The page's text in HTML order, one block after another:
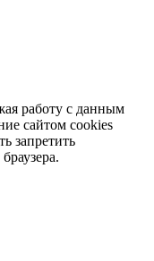
работу с данным
сайтом cookies
запретить